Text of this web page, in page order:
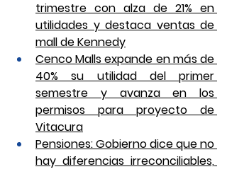
trimestre con alza de 21% en
utilidades y destaca ventas de
mall de Kennedy
Cenco Malls expande en más de
40% su utilidad del primer
semestre y avanza en los
permisos para proyecto de
Vitacura
Pensiones: Gobierno dice que no
hay diferencias irreconciliables,